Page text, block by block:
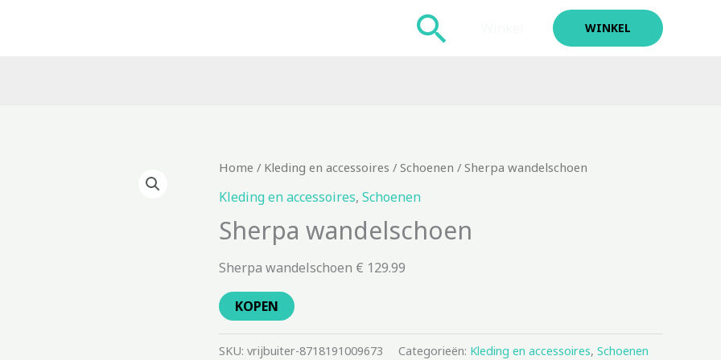
Zoeken WINKEL
Home / Kleding en accessoires / Schoenen / Sherpa wandelschoen
Kleding en accessoires, Schoenen
Sherpa wandelschoen
Sherpa wandelschoen € 129.99
KOPEN
SKU: vrijbuiter-8718191009673 Categorieën: Kleding en accessoires, Schoenen